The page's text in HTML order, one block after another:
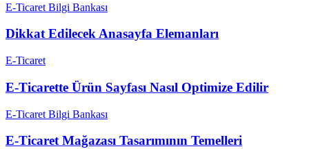
E-Ticaret Bilgi Bankası
Dikkat Edilecek Anasayfa Elemanları
E-Ticaret
E-Ticarette Ürün Sayfası Nasıl Optimize Edilir
E-Ticaret Bilgi Bankası
E-Ticaret Mağazası Tasarımının Temelleri